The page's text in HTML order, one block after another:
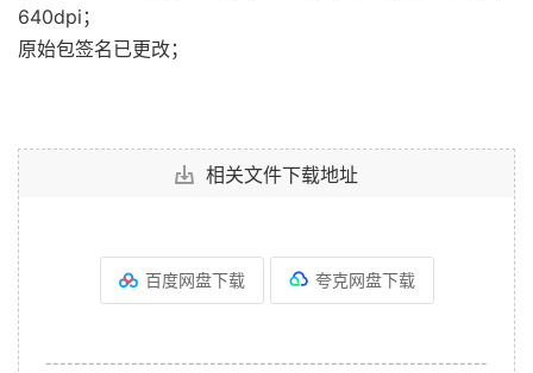
640dpi；
原始包签名已更改；
相关文件下载地址
百度网盘下载 夸克网盘下载
--------------------------------------------------------------